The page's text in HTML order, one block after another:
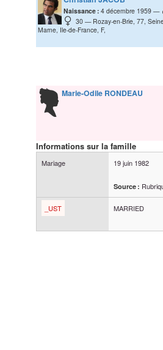
Naissance : 4 décembre 1959
30
Rozay-en-Brie, 77,
Marne, Ile-de-France, F,
Marie-Odile RONDEAU
Informations sur la famille
Mariage 19 juin 1982
Source :
_UST MARRIED